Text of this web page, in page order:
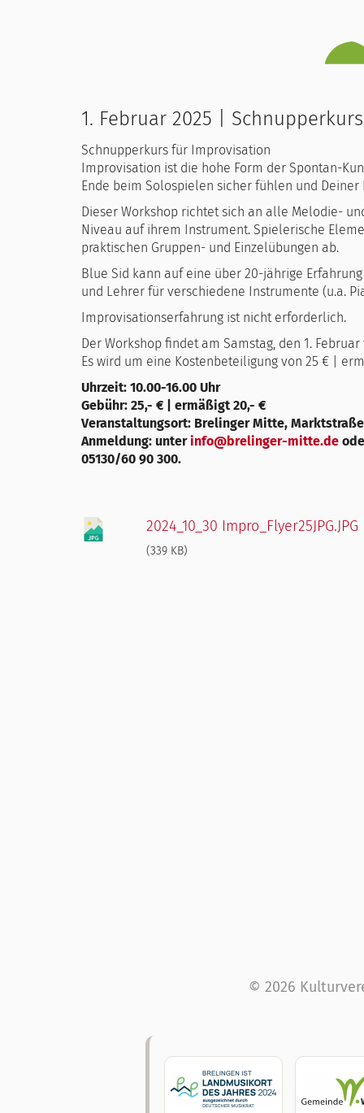
1. Februar 2025 |
Schnupperkurs für Improvisation
Improvisation ist die hohe Form der Spontan-
Ende beim Solospielen sicher fühlen und
Dieser Workshop richtet sich an alle Melodie-
Niveau auf ihrem Instrument. Spielerische
praktischen Gruppen- und Einzelübungen ab.
Blue Sid kann auf eine über 20-jährige
und Lehrer für verschiedene Instrumente (u.a.
Improvisationserfahrung ist nicht erforderlich.
Der Workshop findet am Samstag, den 1.
Es wird um eine Kostenbeteiligung von 25 € |
Uhrzeit: 10.00-16.00 Uhr
Gebühr: 25,- € | ermäßigt 20,- €
Veranstaltungsort: Brelinger Mitte,
Anmeldung: unterinfo@brelinger-mitte.de
05130/60 90 300.
2024_10_30 Impro_Flyer25JPG.JPG
(339 KB)
© 2026